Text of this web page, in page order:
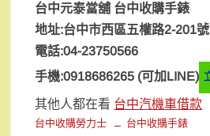
台中元泰當舖 台中收購手錶
地址:台中市西區五權路2-201號
電話:04-23750566
手機:0918686265 (可加LINE)
​其他人都在看 台中汽機車借款
台中收購勞力士 台中收購手錶